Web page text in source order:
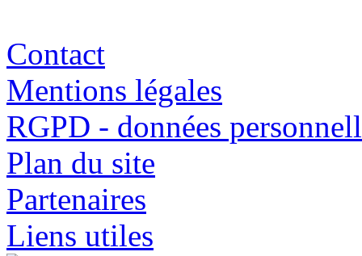
Contact
Mentions légales
RGPD - données
Plan du site
Partenaires
Liens utiles